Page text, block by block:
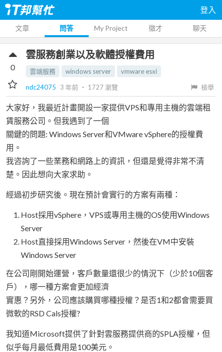
登入
文章 問答 My Project 徵才 聊天
雲服務創業以及軟體授權費用
雲端服務 windows server
vmware esxi
ndc24075
3 年前 ‧ 1727瀏覽 檢舉
0
大家好，我最近計畫開設一家提供VPS和專用主機的雲端租
賃服務公司。但我遇到了一個
關鍵的問題: Windows Server和VMware vSphere的授權費
用。
我咨詢了一些業務和網路上的資訊，但還是覺得非常不清
楚。因此想向大家求助。
經過初步研究後。現在預計會實行的方案有兩種：
Host採用vSphere，VPS或專用主機的OS使用Windows
Server
Host直接採用Windows Server，然後在VM中安裝
Windows Server
在公司剛開始運營，客戶數量還很少的情況下（少於10個客
戶），哪一種方案會更加經濟
實惠？另外，公司應該購買哪種授權？是否1和2都會需要買
微軟的RSD Cals授權?
我知道Microsoft提供了針對雲服務提供商的SPLA授權，但
似乎每月最低費用是100美元。